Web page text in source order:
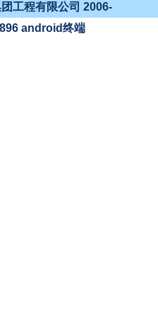
工程有限公司 2006-
android终端